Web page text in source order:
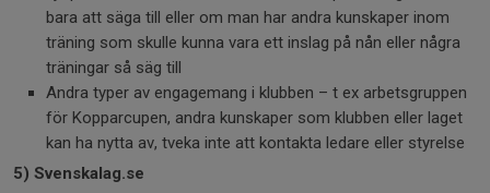
bara att säga till eller om man har andra kunskaper inom
träning som skulle kunna vara ett inslag på nån eller några
träningar så säg till
Andra typer av engagemang i klubben – t ex arbetsgruppen
för Kopparcupen, andra kunskaper som klubben eller laget
kan ha nytta av, tveka inte att kontakta ledare eller styrelse
5) Svenskalag.se